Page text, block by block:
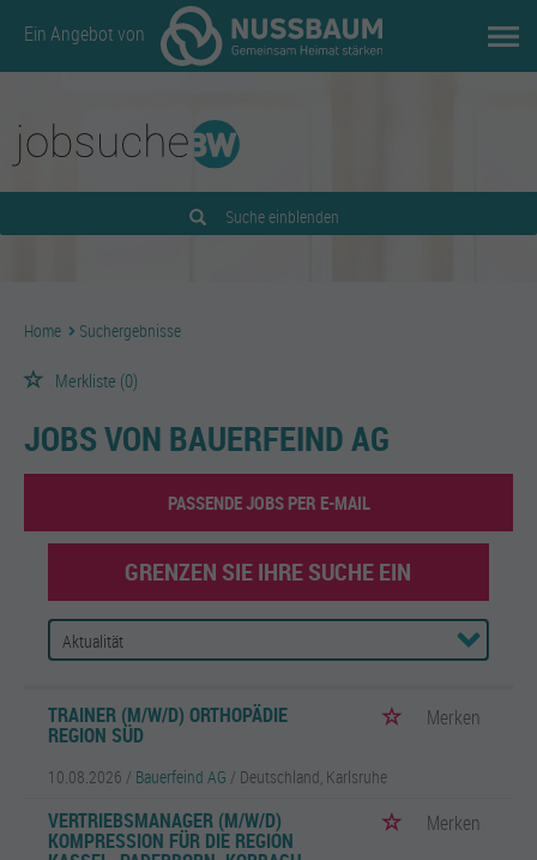
Ein Angebot von
Suche einblenden
Home Suchergebnisse
Merkliste (0)
JOBS VON BAUERFEIND AG
PASSENDE JOBS PER E-MAIL
GRENZEN SIE IHRE SUCHE EIN
TRAINER (M/W/D) ORTHOPÄDIE
REGION SÜD
Merken
10.08.2026 / Bauerfeind AG / Deutschland, Karlsruhe
VERTRIEBSMANAGER (M/W/D)
KOMPRESSION FÜR DIE REGION
Merken